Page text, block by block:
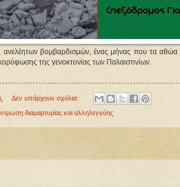
βομβαρδισμών, ένας μήνας που τα αθώα
της γενοκτονίας των Παλαιστινίων.
Δεν υπάρχουν σχόλια:
διαμαρτυρίας και αλληλεγγύης